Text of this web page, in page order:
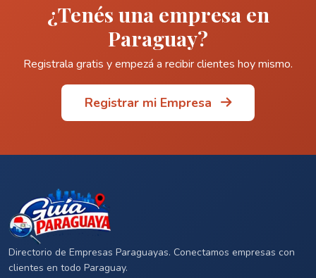
¿Tenés una empresa en
Paraguay?
Registrala gratis y empezá a recibir clientes hoy mismo.
Registrar mi Empresa
Directorio de Empresas Paraguayas. Conectamos empresas con
clientes en todo Paraguay.